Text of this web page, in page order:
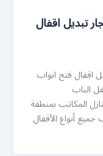
الفروانية 52227355 نجار تبديل اقفال
اقفال فتح ابواب
الباب
المكاتب بمنطقة
أنواع الأقفال